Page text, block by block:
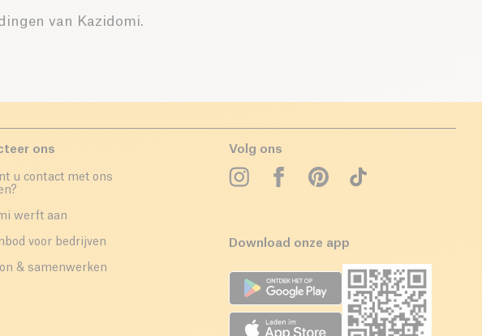
van Kazidomi.
ons
u contact met ons
werft aan
voor bedrijven
& samenwerken
Volg ons
Download onze app